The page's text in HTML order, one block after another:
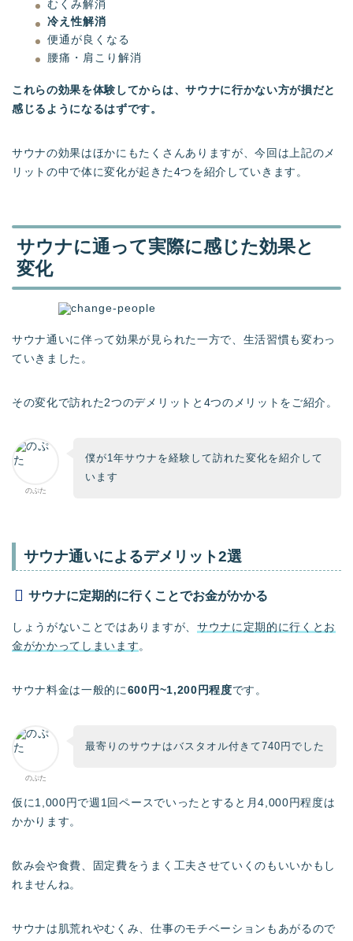
むくみ解消
冷え性解消
便通が良くなる
腰痛・肩こり解消
これらの効果を体験してからは、サウナに行かない方が損だと
感じるようになるはずです。
サウナの効果はほかにもたくさんありますが、今回は上記のメ
リットの中で体に変化が起きた4つを紹介していきます。
サウナに通って実際に感じた効果と
変化
サウナ通いに伴って効果が見られた一方で、生活習慣も変わっ
ていきました。
その変化で訪れた2つのデメリットと4つのメリットをご紹介。
のぷた
僕が1年サウナを経験して訪れた変化を紹介して
います
サウナ通いによるデメリット2選
サウナに定期的に行くことでお金がかかる
しょうがないことではありますが、 サウナに定期的に行くとお
金がかかってしまいます。
サウナ料金は一般的に600円~1,200円程度です。
のぷた
最寄りのサウナはバスタオル付きて740円でした
仮に1,000円で週1回ペースでいったとすると月4,000円程度は
かかります。
飲み会や食費、固定費をうまく工夫させていくのもいいかもし
れませんね。
サウナは肌荒れやむくみ、仕事のモチベーションもあがるので